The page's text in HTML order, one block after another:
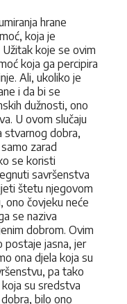
hrane
koja je
Užitak koje se ovim
koja ga percipira
Ali, ukoliko je
i da bi se
dužnosti, ono
U ovom slučaju
stvarnog dobra,
zarad
se koristi
savršenstva
štetu njegovom
ono čovjeku neće
se naziva
dobrom. Ovim
postaje jasna, jer
ona djela koja su
pa tako
su sredstva
bilo ono